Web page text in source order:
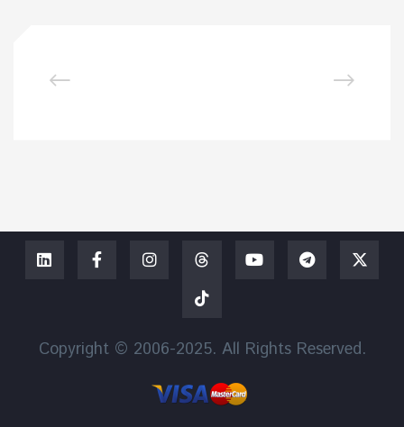
Copyright © 2006-2025. All Rights Reserved.